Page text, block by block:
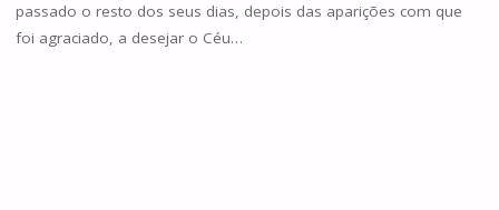
passado o resto dos seus dias, depois das aparições com que
foi agraciado, a desejar o Céu…